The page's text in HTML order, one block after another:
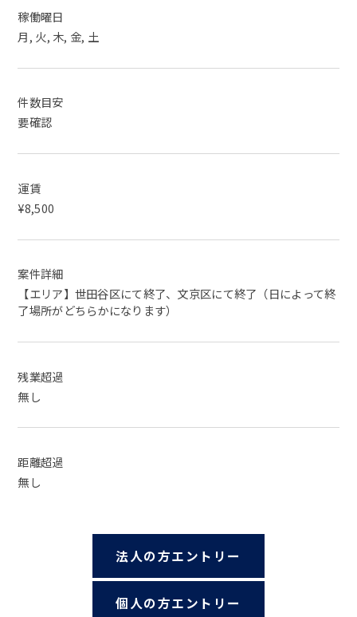
稼働曜日
月, 火, 木, 金, 土
件数目安
要確認
運賃
¥8,500
案件詳細
【エリア】世田谷区にて終了、文京区にて終了（日によって終
了場所がどちらかになります）
残業超過
無し
距離超過
無し
法人の方エントリー
個人の方エントリー